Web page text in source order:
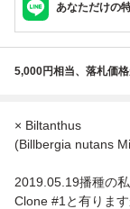
あなただけの
5,000円相当、落札価
× Biltanthus
(Billbergia nutans
2019.05.19播種の
Clone #1と有りま